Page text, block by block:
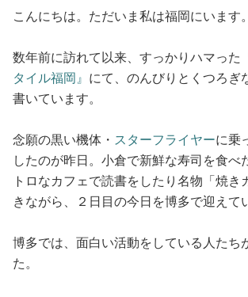
こんにちは。ただいま私は福岡にいます。
数年前に訪れて以来、すっかりハマった
タイル福岡』 にて、のんびりとくつろぎ
書いています。
念願の黒い機体・ スターフライヤーに乗
したのが昨日。小倉で新鮮な寿司を食べ
トロなカフェで読書をしたり名物「焼き
きながら、２日目の今日を博多で迎えて
博多では、面白い活動をしている人たち
た。